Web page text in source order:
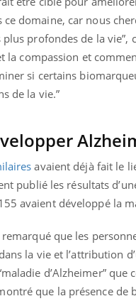
ce domaine, car nous
profondes de la
la compassion et
si certains
de la vie.”
avaient déjà fait le
publié les résultats
avaient développé la
que les
la vie et l’attribution
d’Alzheimer”
que la présence de